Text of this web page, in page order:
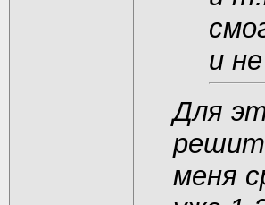
и
Для
меня